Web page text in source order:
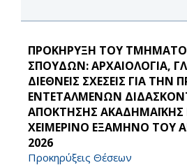
ΠΡΟΚΗΡΥΞΗ ΤΟΥ
ΣΠΟΥΔΩΝ: ΑΡΧΑΙΟΛΟΓΙΑ,
ΔΙΕΘΝΕΙΣ ΣΧΕΣΕΙΣ ΓΙΑ ΤΗΝ
ΕΝΤΕΤΑΛΜΕΝΩΝ
ΑΠΟΚΤΗΣΗΣ ΑΚΑΔΗΜΑΪΚΗΣ
ΧΕΙΜΕΡΙΝΟ ΕΞΑΜΗΝΟ ΤΟΥ
2026
Προκηρύξεις Θέσεων